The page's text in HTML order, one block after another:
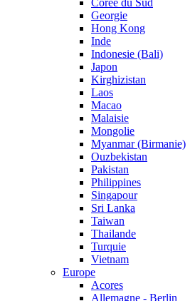
Coree du Sud
Georgie
Hong Kong
Inde
Indonesie (Bali)
Japon
Kirghizistan
Laos
Macao
Malaisie
Mongolie
Myanmar (Birmanie)
Ouzbekistan
Pakistan
Philippines
Singapour
Sri Lanka
Taiwan
Thailande
Turquie
Vietnam
Europe
Acores
Allemagne - Berlin